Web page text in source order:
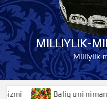
MILLIYLIK-
Milliylik-
Baliq uni nimani